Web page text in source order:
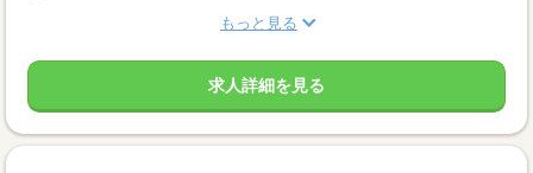
もっと見る
求人詳細を見る